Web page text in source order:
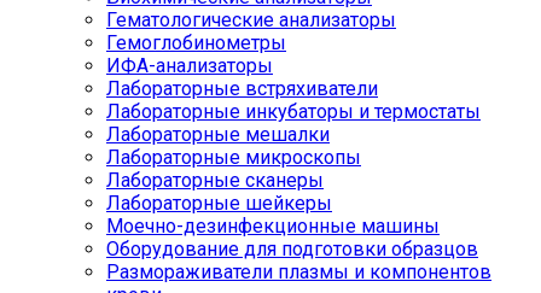
Гематологические анализаторы
Гемоглобинометры
ИФА-анализаторы
Лабораторные встряхиватели
Лабораторные инкубаторы и термостаты
Лабораторные мешалки
Лабораторные микроскопы
Лабораторные сканеры
Лабораторные шейкеры
Моечно-дезинфекционные машины
Оборудование для подготовки образцов
Размораживатели плазмы и компонентов